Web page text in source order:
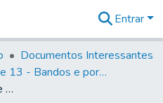
na
Entrar
Documentos Interessantes
Volume 13 - Bandos e portarias de Rodrigo Cesar de Menezes
Registro de um bando que se lançou sobre a confirmação das terras de sesmarias e se registrarem na Fazenda Real